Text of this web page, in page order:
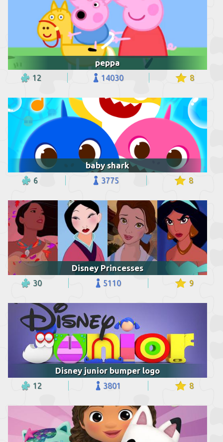
peppa
12 14030 8
baby shark
6 3775 8
Disney Princesses
30 5110 9
Disney junior bumper logo
12 3801 8